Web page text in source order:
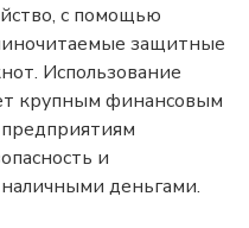
с помощью
защитные
Использование
крупным финансовым
и
деньгами.